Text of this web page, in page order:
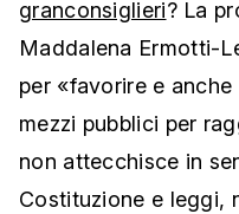
granconsiglieri? La
Maddalena Ermotti-
per «favorire e anche
mezzi pubblici per
non attecchisce in
Costituzione e leggi,